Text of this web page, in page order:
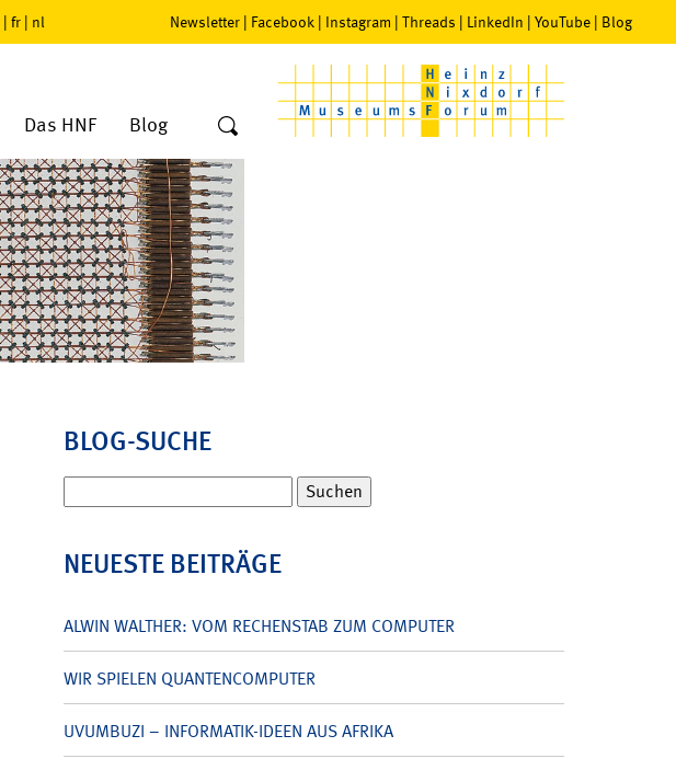
| fr | nl Newsletter | Facebook | Instagram | Threads | LinkedIn | YouTube | Blog
Das HNF Blog
BLOG-SUCHE
nach:
NEUESTE BEITRÄGE
ALWIN WALTHER: VOM RECHENSTAB ZUM COMPUTER
WIR SPIELEN QUANTENCOMPUTER
UVUMBUZI – INFORMATIK-IDEEN AUS AFRIKA